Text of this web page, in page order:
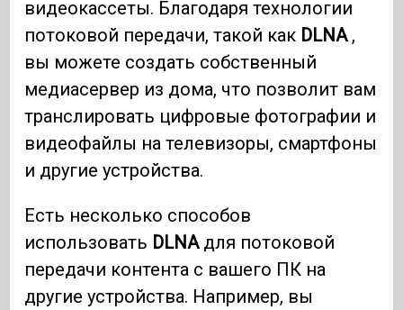
видеокассеты. Благодаря технологии
потоковой передачи, такой как DLNA,
вы можете создать собственный
медиасервер из дома, что позволит вам
транслировать цифровые фотографии и
видеофайлы на телевизоры, смартфоны
и другие устройства.
Есть несколько способов
использовать DLNAдля потоковой
передачи контента с вашего ПК на
другие устройства. Например, вы